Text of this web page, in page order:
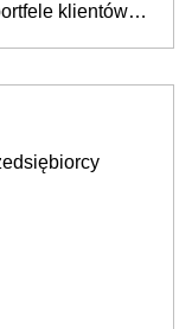
klientów